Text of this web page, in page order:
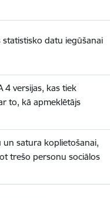
datu iegūšanai
4 versijas, kas tiek
to, kā apmeklētājs
un satura koplietošanai,
trešo personu sociālos